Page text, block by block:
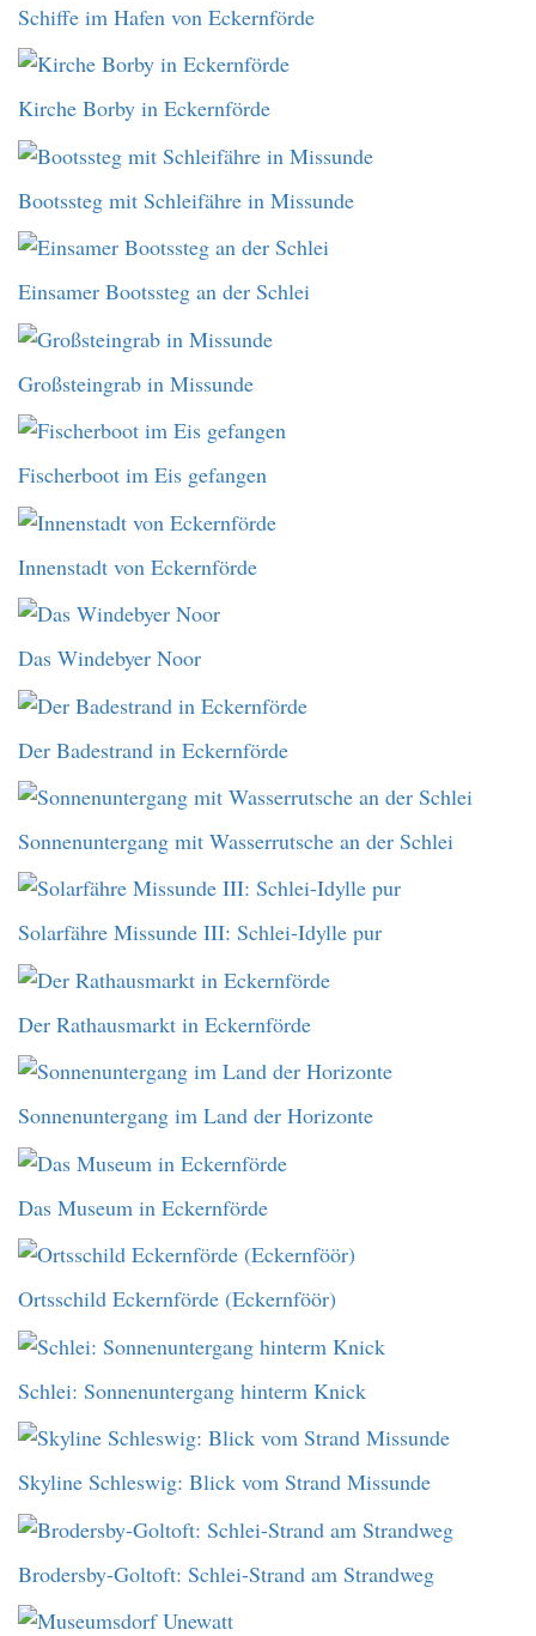
Schiffe im Hafen von Eckernförde
Kirche Borby in Eckernförde
Bootssteg mit Schleifähre in Missunde
Einsamer Bootssteg an der Schlei
Großsteingrab in Missunde
Fischerboot im Eis gefangen
Innenstadt von Eckernförde
Das Windebyer Noor
Der Badestrand in Eckernförde
Sonnenuntergang mit Wasserrutsche an der Schlei
Solarfähre Missunde III: Schlei-Idylle pur
Der Rathausmarkt in Eckernförde
Sonnenuntergang im Land der Horizonte
Das Museum in Eckernförde
Ortsschild Eckernförde (Eckernföör)
Schlei: Sonnenuntergang hinterm Knick
Skyline Schleswig: Blick vom Strand Missunde
Brodersby-Goltoft: Schlei-Strand am Strandweg